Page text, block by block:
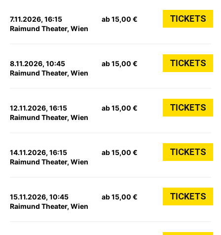
7.11.2026, 16:15
Raimund Theater, Wien
ab 15,00 € TICKETS
8.11.2026, 10:45
Raimund Theater, Wien
ab 15,00 € TICKETS
12.11.2026, 16:15
Raimund Theater, Wien
ab 15,00 € TICKETS
14.11.2026, 16:15
Raimund Theater, Wien
ab 15,00 € TICKETS
15.11.2026, 10:45
Raimund Theater, Wien
ab 15,00 € TICKETS